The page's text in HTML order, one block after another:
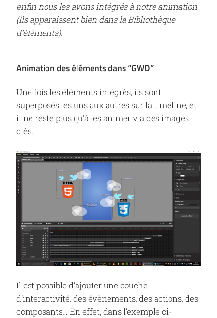
enfin nous les avons intégrés à notre animation
(Ils apparaissent bien dans la Bibliothèque
d’éléments).
Animation des éléments dans “GWD”
Une fois les éléments intégrés, ils sont
superposés les uns aux autres sur la timeline, et
il ne reste plus qu’à les animer via des images
clés.
Il est possible d’ajouter une couche
d’interactivité, des évènements, des actions, des
composants… En effet, dans l’exemple ci-